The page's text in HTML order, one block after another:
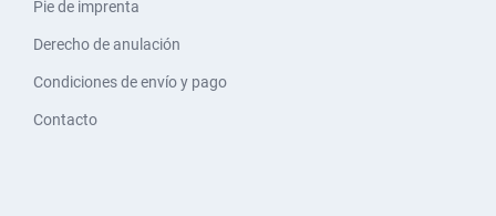
Pie de imprenta
Derecho de anulación
Condiciones de envío y pago
Contacto